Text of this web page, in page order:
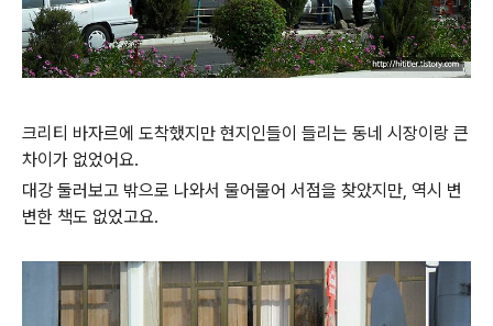
크리티 바자르에 도착했지만 현지인들이 들리는 동네 시장이랑 큰
차이가 없었어요.
대강 둘러보고 밖으로 나와서 물어물어 서점을 찾았지만, 역시 변
변한 책도 없었고요.